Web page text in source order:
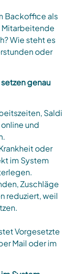
Backoffice als
Mitarbeitende
Wie steht es
oder
genau
Saldi
und
oder
im System
Zuschläge
reduziert, weil
Vorgesetzte
Mail oder im